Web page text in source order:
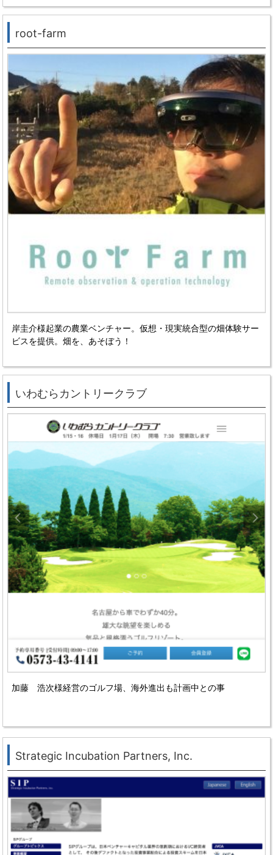
root-farm
岸圭介様起業の農業ベンチャー。仮想・現実統合型の畑体験サー
ビスを提供。畑を、あそぼう！
いわむらカントリークラブ
加藤 浩次様経営のゴルフ場、海外進出も計画中との事
Strategic Incubation Partners, Inc.